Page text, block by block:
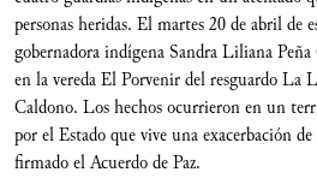
personas heridas. El martes 20 de abril de
gobernadora indígena Sandra Liliana Peña
en la vereda El Porvenir del resguardo La
Caldono. Los hechos ocurrieron en un
por el Estado que vive una exacerbación
firmado el Acuerdo de Paz.